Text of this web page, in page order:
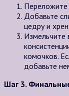
Переложите
Добавьте
цедру и хрен.
Измельчите
комочков.
добавьте
Шаг 3.